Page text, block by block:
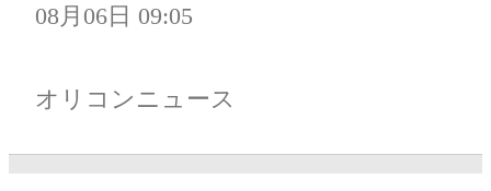
08月06日 09:05
オリコンニュース